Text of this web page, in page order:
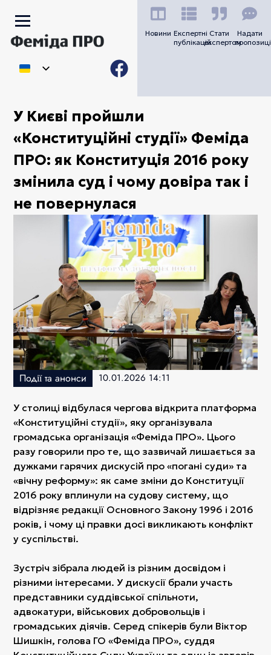
Новини Експертні
публікацій
Стати
експертом
Надати
У Києві пройшли
«Конституційні студії» Феміда
ПРО: як Конституція 2016 року
змінила суд і чому довіра так і
не повернулася
Події та анонси 10.01.2026 14:11
У столиці відбулася чергова відкрита платформа
«Конституційні студії», яку організувала
громадська організація «Феміда ПРО». Цього
разу говорили про те, що зазвичай лишається за
дужками гарячих дискусій про «погані суди» та
«вічну реформу»: як саме зміни до Конституції
2016 року вплинули на судову систему, що
відрізняє редакції Основного Закону 1996 і 2016
років, і чому ці правки досі викликають конфлікт
у суспільстві.
Зустріч зібрала людей із різним досвідом і
різними інтересами. У дискусії брали участь
представники суддівської спільноти,
адвокатури, військових добровольців і
громадських діячів. Серед спікерів були Віктор
Шишкін, голова ГО «Феміда ПРО», суддя